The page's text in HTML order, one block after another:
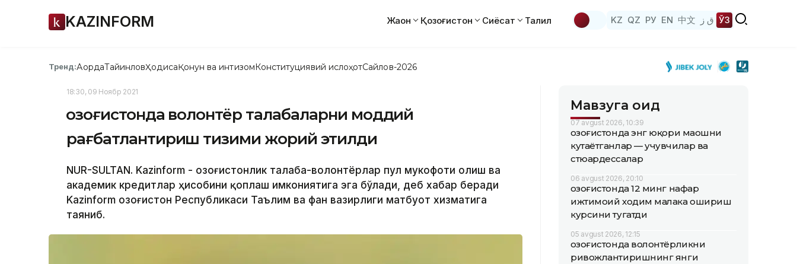
KAZINFORM Жаҳон Қозоғистон Сиёсат Таҳлил KZ QZ РУ EN 中文 ق ز ЎЗ
Тренд:АқордаТайинловҲодисаҚонун ва интизомКонституциявий ислоҳотСайлов-2026
18:30, 09 Ноябр 2021
Қозоғистонда волонтёр талабаларни моддий
рағбатлантириш тизими жорий этилди
NUR-SULTAN. Kazinform - Қозоғистонлик талаба-волонтёрлар пул мукофоти олиш ва
академик кредитлар ҳисобини қоплаш имкониятига эга бўлади, деб хабар беради
Kazinform Қозоғистон Республикаси Таълим ва фан вазирлиги матбуот хизматига
таяниб.
Мавзуга оид
07 avgust 2026, 10:39
Қозоғистонда энг юқори маошни
кутаётганлар — учувчилар ва
стюардессалар
06 avgust 2026, 20:10
Қозоғистонда 12 минг нафар
ижтимоий ходим малака ошириш
курсини тугатди
05 avgust 2026, 12:15
Қозоғистонда волонтёрликни
ривожлантиришнинг янги